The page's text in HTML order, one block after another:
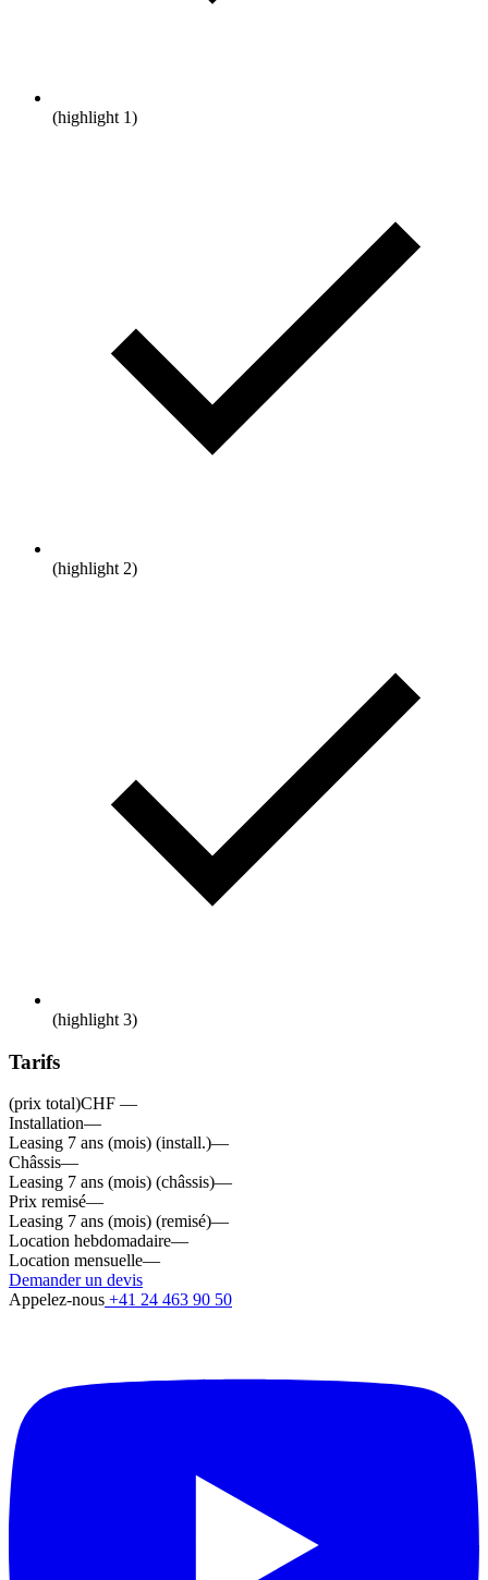
(highlight 1)
(highlight 2)
(highlight 3)
Tarifs
(prix total)CHF —
Installation—
Leasing 7 ans (mois) (install.)—
Châssis—
Leasing 7 ans (mois) (châssis)—
Prix remisé—
Leasing 7 ans (mois) (remisé)—
Location hebdomadaire—
Location mensuelle—
Demander un devis
Appelez-nous +41 24 463 90 50